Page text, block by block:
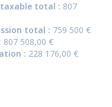
total : 807
total : 759 500 €
807 508,00 €
: 228 176,00 €